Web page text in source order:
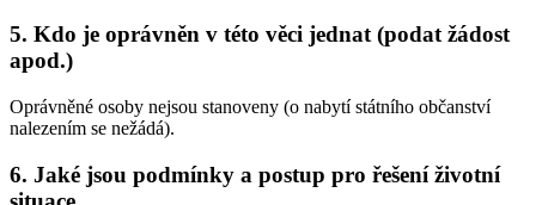
5. Kdo je oprávněn v této věci jednat (podat žádost
apod.)
Oprávněné osoby nejsou stanoveny (o nabytí státního občanství
nalezením se nežádá).
6. Jaké jsou podmínky a postup pro řešení životní